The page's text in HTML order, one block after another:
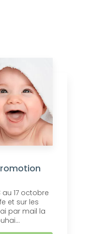
au 17 octobre
et sur les
par mail la